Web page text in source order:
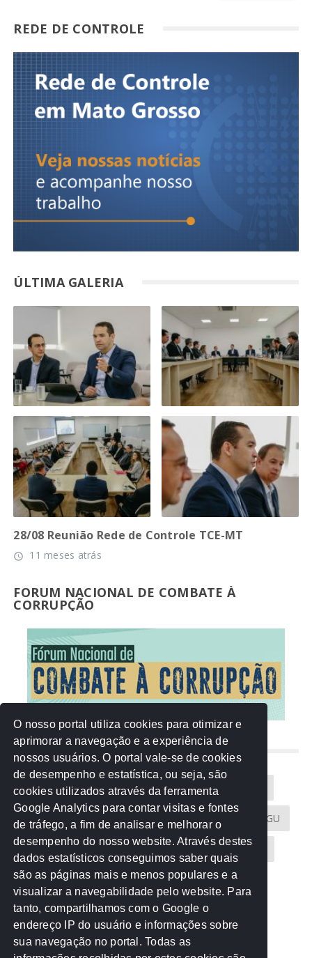
REDE DE CONTROLE
ÚLTIMA GALERIA
28/08 Reunião Rede de Controle TCE-MT
access_time 11 meses atrás
FORUM NACIONAL DE COMBATE À
CORRUPÇÃO
NUVEM DE TAGS
Acontece na Rede AGU AMM
Atricon Audicom CAU-MT CGU
CREA-MT Eventos MPC-MT MPE-MT
MPF Notícias PF PGE-MT PGR
Receita Federal Sem categoria
TCE-MT TCU TRE
O nosso portal utiliza cookies para otimizar e
aprimorar a navegação e a experiência de
nossos usuários. O portal vale-se de cookies
de desempenho e estatística, ou seja, são
cookies utilizados através da ferramenta
Google Analytics para contar visitas e fontes
de tráfego, a fim de analisar e melhorar o
desempenho do nosso website. Através destes
dados estatísticos conseguimos saber quais
são as páginas mais e menos populares e a
visualizar a navegabilidade pelo website. Para
tanto, compartilhamos com o Google o
endereço IP do usuário e informações sobre
sua navegação no portal. Todas as